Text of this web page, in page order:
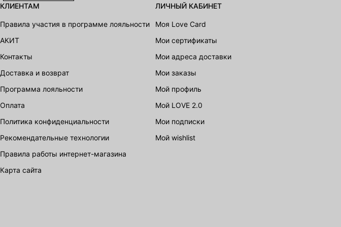
КЛИЕНТАМ
Правила участия в программе лояльности
АКИТ
Контакты
Доставка и возврат
Программа лояльности
Оплата
Политика конфиденциальности
Рекомендательные технологии
Правила работы интернет-магазина
карта сайта
ЛИЧНЫЙ КАБИНЕТ
Моя Love Card
Мои сертификаты
Мои адреса доставки
Мои заказы
Мой профиль
Мой LOVE 2.0
Мои подписки
Мой wishlist